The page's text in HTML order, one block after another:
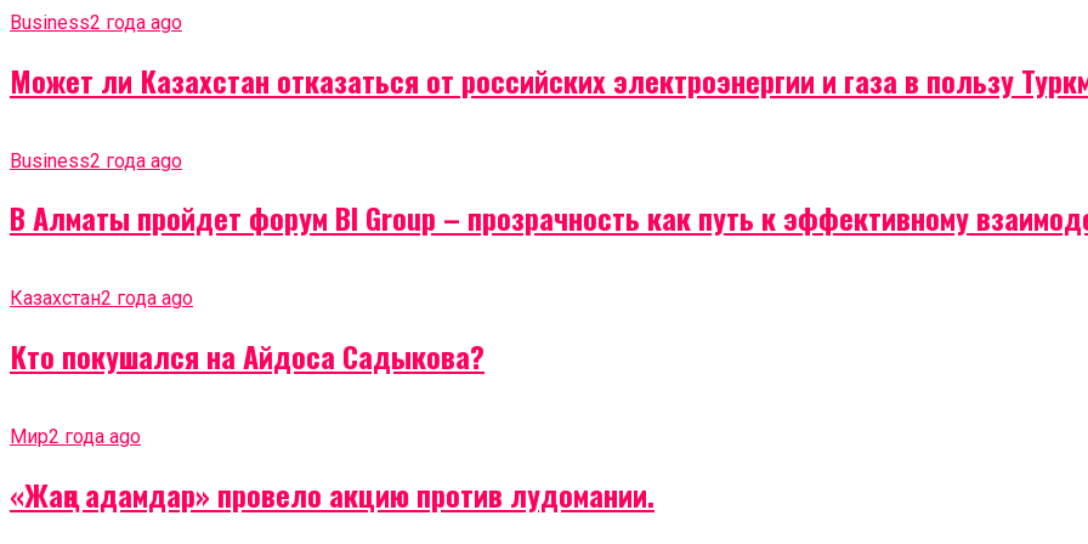
Business2 года ago
Может ли Казахстан отказаться от российских электроэнергии и газа в пользу
Business2 года ago
В Алматы пройдет форум BI Group – прозрачность как путь к эффективному
Казахстан2 года ago
Кто покушался на Айдоса Садыкова?
Мир2 года ago
«Жаңа адамдар» провело акцию против лудомании.